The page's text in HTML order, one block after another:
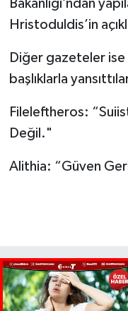
Bakanlığı’ndan
Hristoduldis’in
Diğer gazeteler ise
başlıklarla
Fileleftheros:
Değil."
Alithia: “Güven